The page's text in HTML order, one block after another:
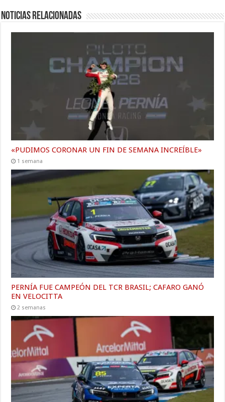
Noticias relacionadas
«PUDIMOS CORONAR UN FIN DE SEMANA INCREÍBLE»
1 semana
PERNÍA FUE CAMPEÓN DEL TCR BRASIL; CAFARO GANÓ
EN VELOCITTA
2 semanas